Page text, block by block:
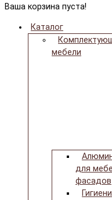
Ваша корзина пуста!
Каталог
мебели
для
фасадов